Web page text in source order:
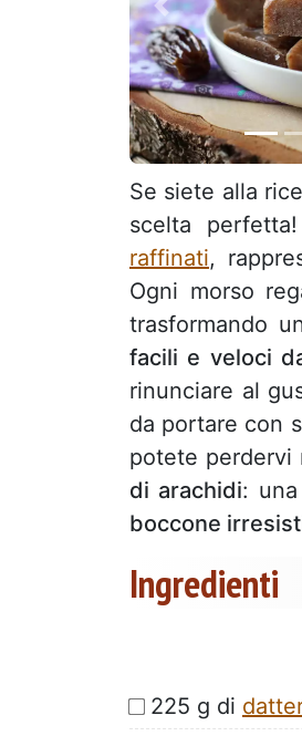
Precedente
Se siete alla
scelta
raffinati,
Ogni morso
trasformando
facili e veloci
rinunciare al
da portare con
potete perdervi
di arachidi:
boccone
Ingredienti
225 g di